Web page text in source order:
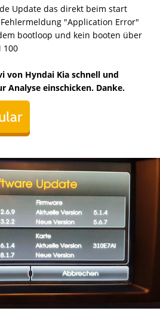
Update das direkt beim start
"Application Error"
bootloop und kein booten über
100
von Hyndai Kia schnell und
Analyse einschicken. Danke.